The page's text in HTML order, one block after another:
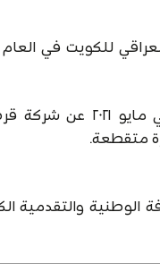
وهي جريدة
متقطعة.
الوطنية والتقدمية